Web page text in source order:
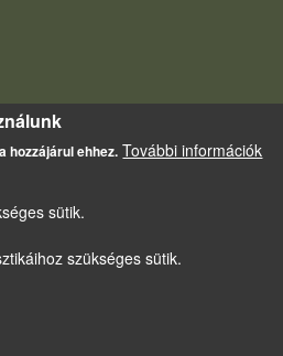
hozzájárul ehhez. További információk
sütik.
szükséges sütik.